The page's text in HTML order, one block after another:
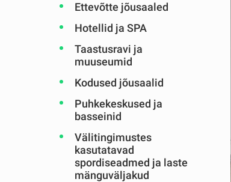
Ettevõtte jõusaaled
Hotellid ja SPA
Taastusravi ja
muuseumid
Kodused jõusaalid
Puhkekeskused ja
basseinid
Välitingimustes
kasutatavad
spordiseadmed ja laste
mänguväljakud